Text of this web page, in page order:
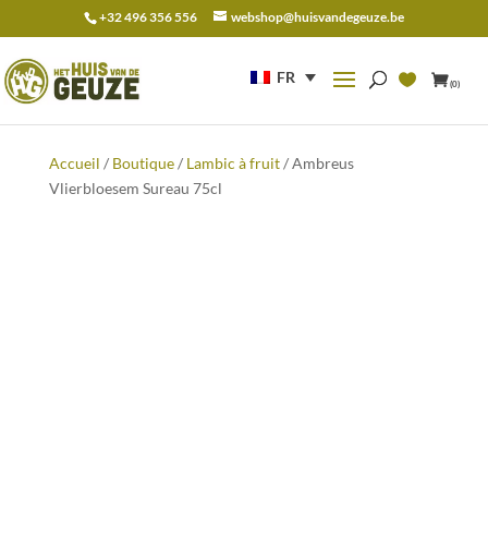
+32 496 356 556 webshop@huisvandegeuze.be
FR (0)
pour :
Accueil / Boutique/ Lambic à fruit/ Ambreus
Vlierbloesem Sureau 75cl